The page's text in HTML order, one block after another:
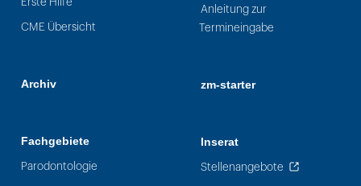
CME Übersicht
Archiv
Fachgebiete
Parodontologie
Anleitung zur
Termineingabe
zm-starter
Inserat
Stellenangebote